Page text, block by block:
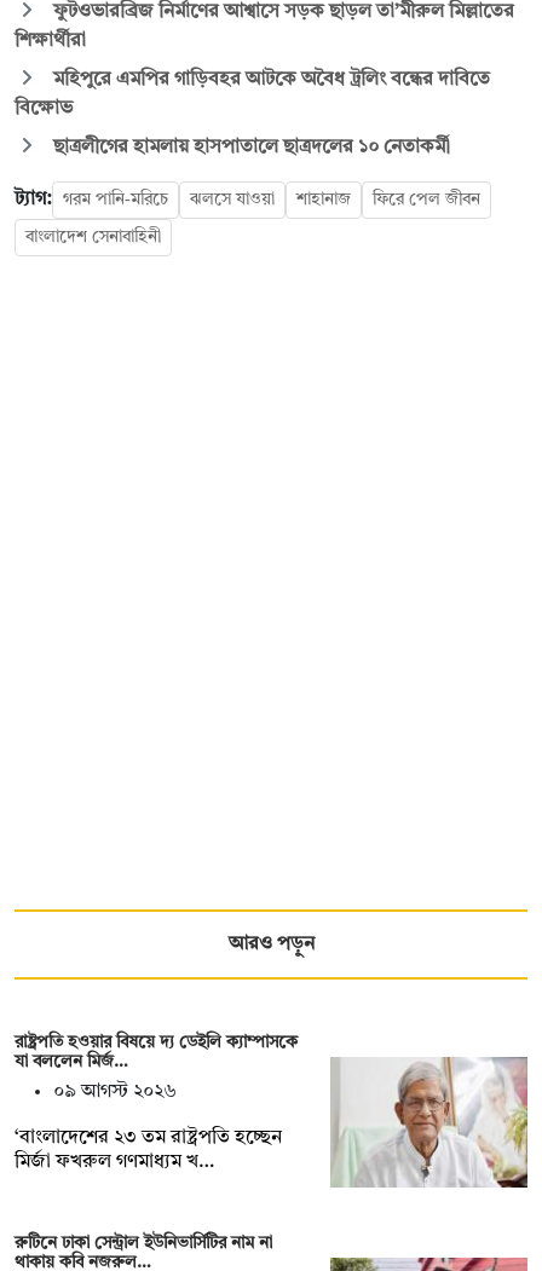
ফুটওভারব্রিজ নির্মাণের আশ্বাসে সড়ক ছাড়ল তা’মীরুল মিল্লাতের
শিক্ষার্থীরা
মহিপুরে এমপির গাড়িবহর আটকে অবৈধ ট্রলিং বন্ধের দাবিতে
বিক্ষোভ
ছাত্রলীগের হামলায় হাসপাতালে ছাত্রদলের ১০ নেতাকর্মী
ট্যাগ: গরম পানি-মরিচে ঝলসে যাওয়া শাহানাজ ফিরে পেল জীবন
বাংলাদেশ সেনাবাহিনী
আরও পড়ুন
রাষ্ট্রপতি হওয়ার বিষয়ে দ্য ডেইলি ক্যাম্পাসকে
যা বললেন মির্জ…
০৯ আগস্ট ২০২৬
‘বাংলাদেশের ২৩ তম রাষ্ট্রপতি হচ্ছেন
মির্জা ফখরুল গণমাধ্যম খ…
রুটিনে ঢাকা সেন্ট্রাল ইউনিভার্সিটির নাম না
থাকায় কবি নজরুল…